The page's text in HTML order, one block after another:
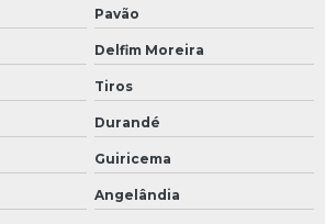
Pavão
Delfim Moreira
Tiros
Durandé
Guiricema
Angelândia